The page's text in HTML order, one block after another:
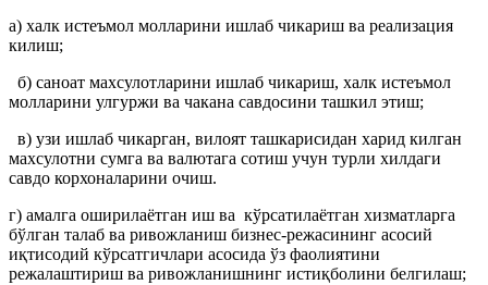
а) халк истеъмол молларини ишлаб чикариш ва реализация
килиш;
б) саноат махсулотларини ишлаб чикариш, халк истеъмол
молларини улгуржи ва чакана савдосини ташкил этиш;
в) узи ишлаб чикарган, вилоят ташкарисидан харид килган
махсулотни сумга ва валютага сотиш учун турли хилдаги
савдо корхоналарини очиш.
г) амалга оширилаётган иш ва кўрсатилаётган хизматларга
бўлган талаб ва ривожланиш бизнес-режасининг асосий
иқтисодий кўрсатгичлари асосида ўз фаолиятини
режалаштириш ва ривожланишнинг истиқболини белгилаш;